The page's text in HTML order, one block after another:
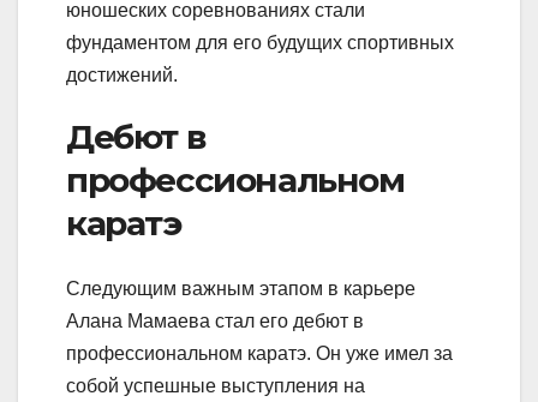
юношеских соревнованиях стали
фундаментом для его будущих спортивных
достижений.
Дебют в
профессиональном
каратэ
Следующим важным этапом в карьере
Алана Мамаева стал его дебют в
профессиональном каратэ. Он уже имел за
собой успешные выступления на